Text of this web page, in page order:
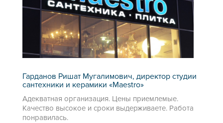
Гарданов Ришат Мугалимович, директор студии
сантехники и керамики «Maestro»
Адекватная организация. Цены приемлемые.
Качество высокое и сроки выдерживаете. Работа
понравилась.